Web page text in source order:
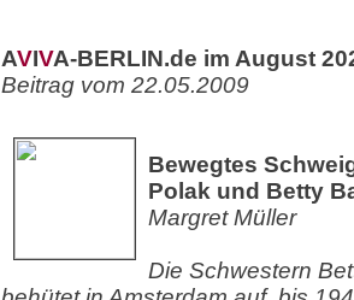
AVIVA-BERLIN.de im August
Beitrag vom 22.05.2009
Bewegtes
Polak und Betty
Margret Müller
Die Schwestern